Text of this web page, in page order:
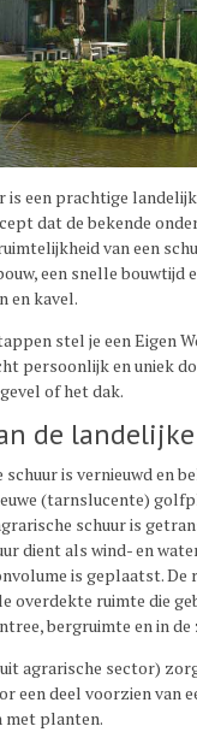
is een prachtige
dat de bekende
van een
een snelle
en kavel.
stel je een Eigen
persoonlijk en uniek
gevel of het dak.
de
schuur is vernieuwd en
(tarnslucente)
schuur is
dient als wind- en
is geplaatst. De
overdekte ruimte die
bergruimte en in
agrarische sector)
een deel voorzien
planten.